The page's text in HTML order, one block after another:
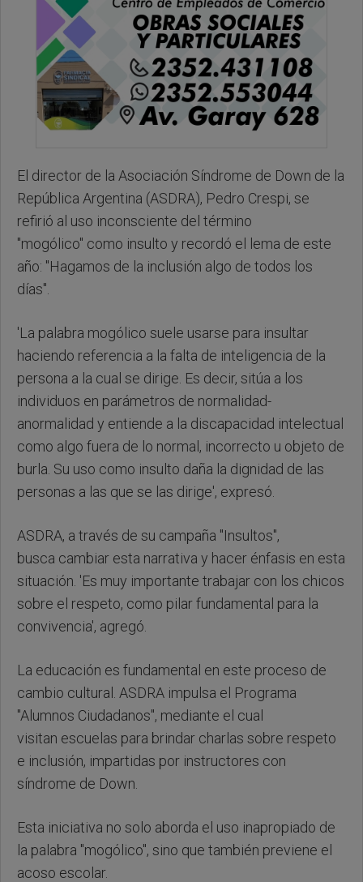
El director de la Asociación Síndrome de Down de la
República Argentina (ASDRA), Pedro Crespi, se
refirió al uso inconsciente del término
"mogólico" como insulto y recordó el lema de este
año: "Hagamos de la inclusión algo de todos los
días".
'La palabra mogólico suele usarse para insultar
haciendo referencia a la falta de inteligencia de la
persona a la cual se dirige. Es decir, sitúa a los
individuos en parámetros de normalidad-
anormalidad y entiende a la discapacidad intelectual
como algo fuera de lo normal, incorrecto u objeto de
burla. Su uso como insulto daña la dignidad de las
personas a las que se las dirige', expresó.
ASDRA, a través de su campaña "Insultos",
busca cambiar esta narrativa y hacer énfasis en esta
situación. 'Es muy importante trabajar con los chicos
sobre el respeto, como pilar fundamental para la
convivencia', agregó.
La educación es fundamental en este proceso de
cambio cultural. ASDRA impulsa el Programa
"Alumnos Ciudadanos", mediante el cual
visitan escuelas para brindar charlas sobre respeto
e inclusión, impartidas por instructores con
síndrome de Down.
Esta iniciativa no solo aborda el uso inapropiado de
la palabra "mogólico", sino que también previene el
acoso escolar.